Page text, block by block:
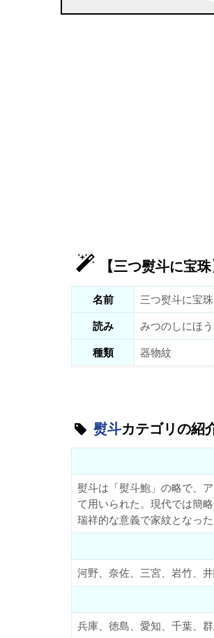
【三つ熨斗に宝
名前
三つ熨斗に宝珠
読み
みつのしにほ
種類
器物紋
熨斗カテゴリの紹
熨斗は「熨斗鮑」の略で、
て用いられた。現代では簡
瑞祥的な意義で家紋となった
河野、奈佐、三宮、岩竹、
兵庫、徳島、愛知、千葉、